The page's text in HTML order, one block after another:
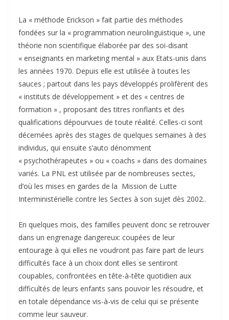
La « méthode Erickson » fait partie des méthodes
fondées sur la « programmation neurolinguistique », une
théorie non scientifique élaborée par des soi-disant
« enseignants en marketing mental » aux Etats-unis dans
les années 1970. Depuis elle est utilisée à toutes les
sauces ; partout dans les pays développés prolifèrent des
« instituts de développement » et des « centres de
formation » , proposant des titres ronflants et des
qualifications dépourvues de toute réalité. Celles-ci sont
décernées après des stages de quelques semaines à des
individus, qui ensuite s’auto dénomment
« psychothérapeutes » ou « coachs » dans des domaines
variés. La PNL est utilisée par de nombreuses sectes,
d’où les mises en gardes de la Mission de Lutte
Interministérielle contre les Sectes à son sujet dès 2002..
En quelques mois, des familles peuvent donc se retrouver
dans un engrenage dangereux: coupées de leur
entourage à qui elles ne voudront pas faire part de leurs
difficultés face à un choix dont elles se sentiront
coupables, confrontées en tête-à-tête quotidien aux
difficultés de leurs enfants sans pouvoir les résoudre, et
en totale dépendance vis-à-vis de celui qui se présente
comme leur sauveur.